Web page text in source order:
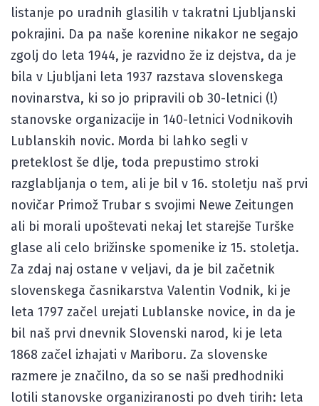
listanje po uradnih glasilih v takratni Ljubljanski
pokrajini. Da pa naše korenine nikakor ne segajo
zgolj do leta 1944, je razvidno že iz dejstva, da je
bila v Ljubljani leta 1937 razstava slovenskega
novinarstva, ki so jo pripravili ob 30-letnici (!)
stanovske organizacije in 140-letnici Vodnikovih
Lublanskih novic. Morda bi lahko segli v
preteklost še dlje, toda prepustimo stroki
razglabljanja o tem, ali je bil v 16. stoletju naš prvi
novičar Primož Trubar s svojimi Newe Zeitungen
ali bi morali upoštevati nekaj let starejše Turške
glase ali celo brižinske spomenike iz 15. stoletja.
Za zdaj naj ostane v veljavi, da je bil začetnik
slovenskega časnikarstva Valentin Vodnik, ki je
leta 1797 začel urejati Lublanske novice, in da je
bil naš prvi dnevnik Slovenski narod, ki je leta
1868 začel izhajati v Mariboru. Za slovenske
razmere je značilno, da so se naši predhodniki
lotili stanovske organiziranosti po dveh tirih: leta